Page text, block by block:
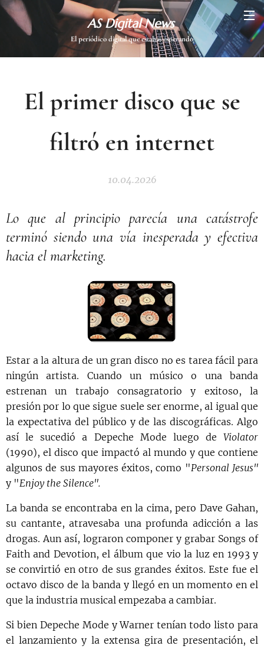
AS Digital News
El periódico digital que estabas esperando
El primer disco que se
filtró en internet
10.04.2026
Lo que al principio parecía una catástrofe
terminó siendo una vía inesperada y efectiva
hacia el marketing.
Estar a la altura de un gran disco no es tarea fácil para
ningún artista. Cuando un músico o una banda
estrenan un trabajo consagratorio y exitoso, la
presión por lo que sigue suele ser enorme, al igual que
la expectativa del público y de las discográficas. Algo
así le sucedió a Depeche Mode luego de Violator
(1990), el disco que impactó al mundo y que contiene
algunos de sus mayores éxitos, como "Personal Jesus"
y "Enjoy the Silence".
La banda se encontraba en la cima, pero Dave Gahan,
su cantante, atravesaba una profunda adicción a las
drogas. Aun así, lograron componer y grabar Songs of
Faith and Devotion, el álbum que vio la luz en 1993 y
se convirtió en otro de sus grandes éxitos. Este fue el
octavo disco de la banda y llegó en un momento en el
que la industria musical empezaba a cambiar.
Si bien Depeche Mode y Warner tenían todo listo para
el lanzamiento y la extensa gira de presentación, el